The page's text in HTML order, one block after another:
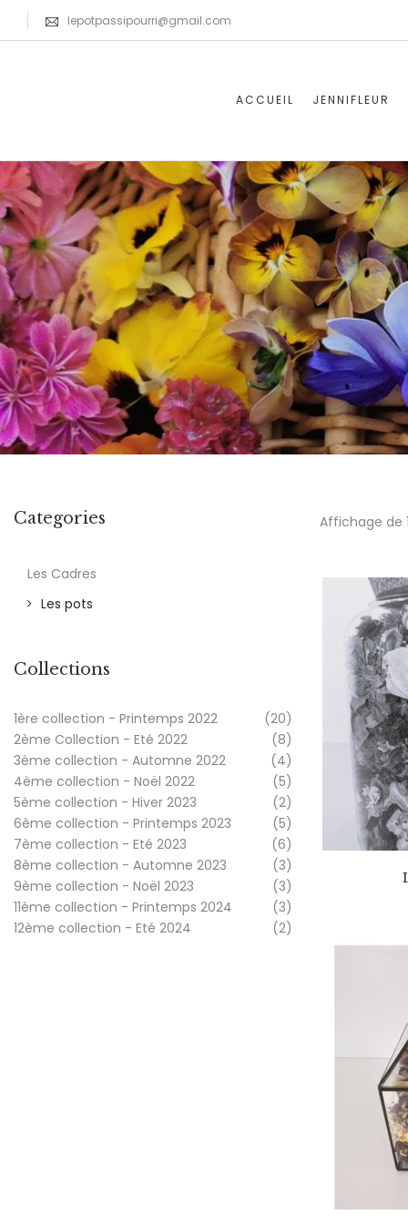
lepotpassipourri@gmail.com
ACCUEIL JENNIFLEUR
Categories
Les Cadres
Les pots
Collections
1ère collection - Printemps 2022
(20)
2ème Collection - Eté 2022
(8)
3ème collection - Automne 2022
(4)
4ème collection - Noël 2022
(5)
5ème collection - Hiver 2023
(2)
6ème collection - Printemps 2023
(5)
7ème collection - Eté 2023
(6)
8ème collection - Automne 2023
(3)
9ème collection - Noël 2023
(3)
11ème collection - Printemps 2024
(3)
12ème collection - Eté 2024
(2)
Affichage de